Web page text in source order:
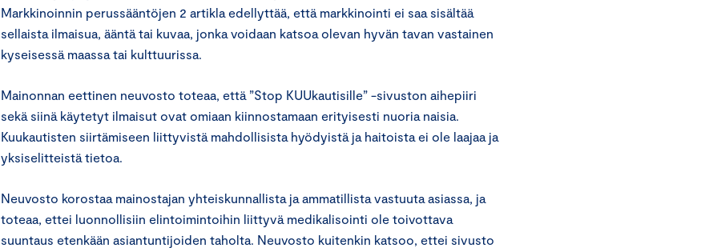
Markkinoinnin perussääntöjen 2 artikla edellyttää, että markkinointi ei saa sisältää
sellaista ilmaisua, ääntä tai kuvaa, jonka voidaan katsoa olevan hyvän tavan vastainen
kyseisessä maassa tai kulttuurissa.
Mainonnan eettinen neuvosto toteaa, että ”Stop KUUkautisille” -sivuston aihepiiri
sekä siinä käytetyt ilmaisut ovat omiaan kiinnostamaan erityisesti nuoria naisia.
Kuukautisten siirtämiseen liittyvistä mahdollisista hyödyistä ja haitoista ei ole laajaa ja
yksiselitteistä tietoa.
Neuvosto korostaa mainostajan yhteiskunnallista ja ammatillista vastuuta asiassa, ja
toteaa, ettei luonnollisiin elintoimintoihin liittyvä medikalisointi ole toivottava
suuntaus etenkään asiantuntijoiden taholta. Neuvosto kuitenkin katsoo, ettei sivusto